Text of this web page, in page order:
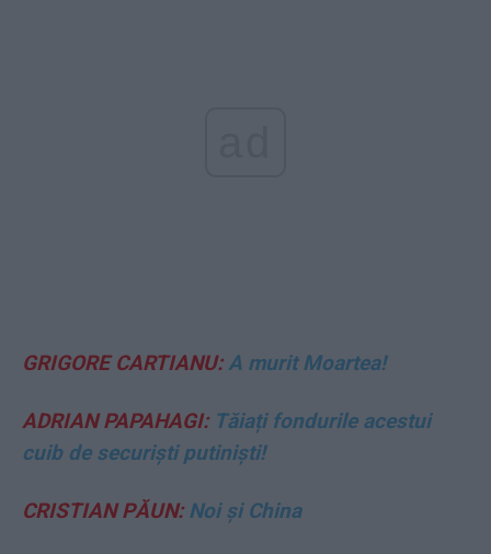
GRIGORE CARTIANU:A murit Moartea!
ADRIAN PAPAHAGI:Tăiați fondurile acestui
cuib de securiști putiniști!
CRISTIAN PĂUN:Noi și China